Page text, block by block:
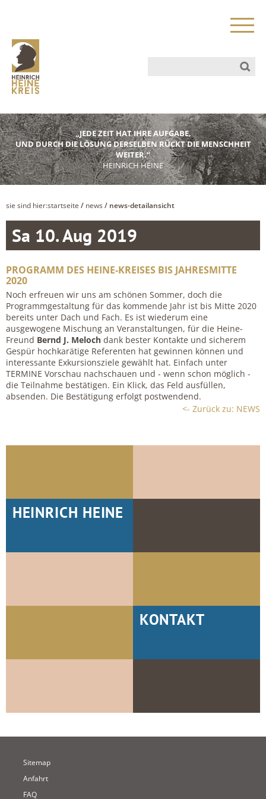
„JEDE ZEIT HAT IHRE AUFGABE,
UND DURCH DIE LÖSUNG DERSELBEN RÜCKT DIE MENSCHHEIT
WEITER.“
HEINRICH HEINE
sie sind hier:startseite / news/ news-detailansicht
Sa 10. Aug 2019
PROGRAMM DES HEINE-KREISES BIS JAHRESMITTE
2020
Noch erfreuen wir uns am schönen Sommer, doch die
Programmgestaltung für das kommende Jahr ist bis Mitte 2020
bereits unter Dach und Fach. Es ist wiederum eine
ausgewogene Mischung an Veranstaltungen, für die Heine-
Freund Bernd J. Meloch dank bester Kontakte und sicherem
Gespür hochkarätige Referenten hat gewinnen können und
interessante Exkursionsziele gewählt hat. Einfach unter
TERMINE Vorschau nachschauen und - wenn schon möglich -
die Teilnahme bestätigen. Ein Klick, das Feld ausfüllen,
absenden. Die Bestätigung erfolgt postwendend.
<- Zurück zu: NEWS
HEINRICH HEINE
KONTAKT
Sitemap
Anfahrt
FAQ